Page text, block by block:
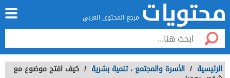
مرجع المحتوى العربي
الرئيسية / الأسرة والمجتمع ، تنمية بشرية / كيف افتح موضوع مع